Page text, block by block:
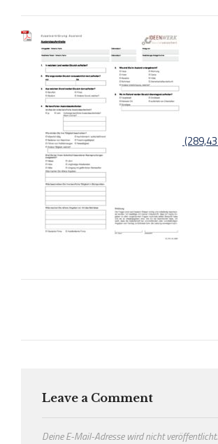
Leave a Comment
Deine E-Mail-Adresse wird nicht veröffentlicht.